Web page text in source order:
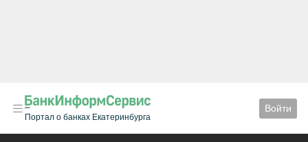
Портал о банках Екатеринбурга
Войти